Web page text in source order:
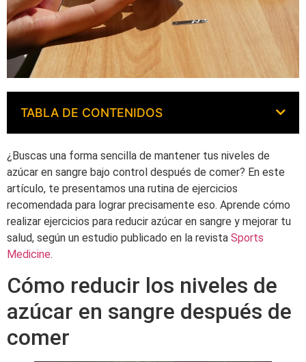
TABLA DE CONTENIDOS
¿Buscas una forma sencilla de mantener tus niveles de
azúcar en sangre bajo control después de comer? En este
artículo, te presentamos una rutina de ejercicios
recomendada para lograr precisamente eso. Aprende cómo
realizar ejercicios para reducir azúcar en sangre y mejorar tu
salud, según un estudio publicado en la revista Sports
Medicine.
Cómo reducir los niveles de
azúcar en sangre después de
comer